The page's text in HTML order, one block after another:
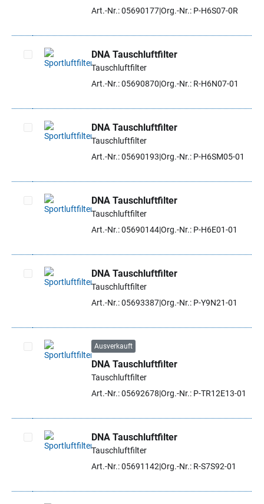
Art.-Nr.: 05690177Org.-Nr.: P-H6S07-0R
Artikel auswählen
DNA Tauschluftfilter
Tauschluftfilter
Art.-Nr.: 05690870 Org.-Nr.: R-H6N07-01
Artikel auswählen
DNA Tauschluftfilter
Tauschluftfilter
Art.-Nr.: 05690193 Org.-Nr.: P-H6SM05-01
Artikel auswählen
DNA Tauschluftfilter
Tauschluftfilter
Art.-Nr.: 05690144Org.-Nr.: P-H6E01-01
Artikel auswählen
DNA Tauschluftfilter
Tauschluftfilter
Art.-Nr.: 05693387Org.-Nr.: P-Y9N21-01
Artikel auswählen
Ausverkauft
DNA Tauschluftfilter
Tauschluftfilter
Art.-Nr.: 05692678 Org.-Nr.: P-TR12E13-01
Artikel auswählen
DNA Tauschluftfilter
Tauschluftfilter
Art.-Nr.: 05691142 Org.-Nr.: R-S7S92-01